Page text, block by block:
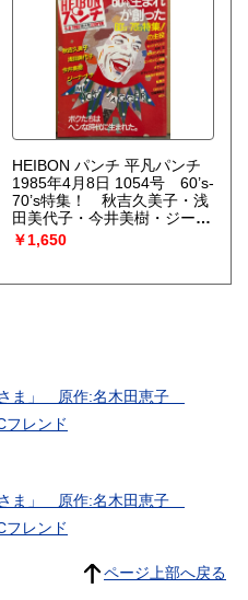
HEIBON パンチ 平凡パンチ
1985年4月8日 1054号 60’s-
70’s特集！ 秋吉久美子・浅
田美代子・今井美樹・ジーナ
ナナ・富田靖子・井上あん
り・60’sオナペット名鑑・ミ
ーズ・ハレンチ学園 他
￥1,650
ま」 原作:名木田恵子
レンド
ま」 原作:名木田恵子
レンド
ページ上部へ戻る